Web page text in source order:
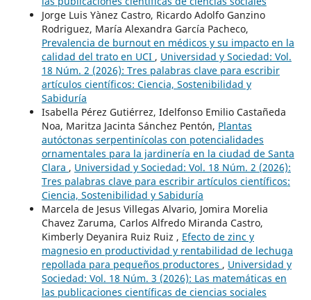
Jorge Luis Yànez Castro, Ricardo Adolfo Ganzino
Rodriguez, María Alexandra García Pacheco,
Prevalencia de burnout en médicos y su impacto en la
calidad del trato en UCI , Universidad y Sociedad: Vol.
18 Núm. 2 (2026): Tres palabras clave para escribir
artículos científicos: Ciencia, Sostenibilidad y
Sabiduría
Isabella Pérez Gutiérrez, Idelfonso Emilio Castañeda
Noa, Maritza Jacinta Sánchez Pentón, Plantas
autóctonas serpentinícolas con potencialidades
ornamentales para la jardinería en la ciudad de Santa
Clara , Universidad y Sociedad: Vol. 18 Núm. 2 (2026):
Tres palabras clave para escribir artículos científicos:
Ciencia, Sostenibilidad y Sabiduría
Marcela de Jesus Villegas Alvario, Jomira Morelia
Chavez Zaruma, Carlos Alfredo Miranda Castro,
Kimberly Deyanira Ruiz Ruiz , Efecto de zinc y
magnesio en productividad y rentabilidad de lechuga
repollada para pequeños productores , Universidad y
Sociedad: Vol. 18 Núm. 3 (2026): Las matemáticas en
las publicaciones científicas de ciencias sociales